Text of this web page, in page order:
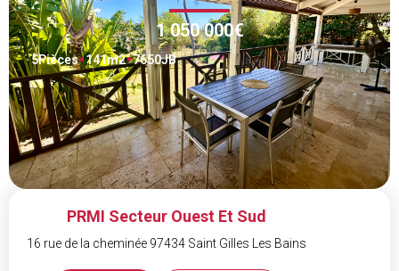
1 050 000€
Pièces
5 m2
141 7650JB
PRMI Secteur Ouest Et Sud
16 rue de la cheminée 97434 Saint Gilles Les Bains